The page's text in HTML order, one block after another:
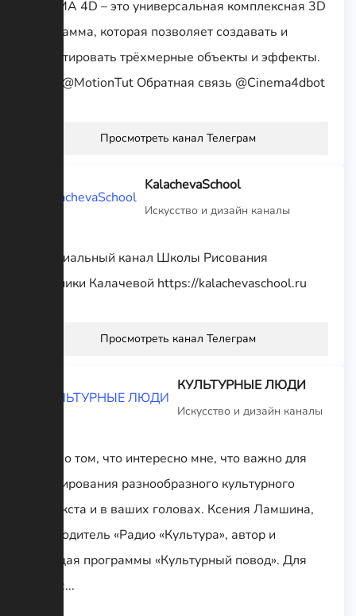
CINEMA 4D – это универсальная комплексная 3D
программа, которая позволяет создавать и
редактировать трёхмерные объекты и эффекты.
Чат – @MotionTut Обратная связь @Cinema4dbot
Просмотреть канал Телеграм
KalachevaSchool
Искусство и дизайн каналы
Официальный канал Школы Рисования
Вероники Калачевой https://kalachevaschool.ru
Просмотреть канал Телеграм
КУЛЬТУРНЫЕ ЛЮДИ
Искусство и дизайн каналы
Пишу о том, что интересно мне, что важно для
формирования разнообразного культурного
контекста и в ваших головах. Ксения Ламшина,
руководитель «Радио «Культура», автор и
ведущая программы «Культурный повод». Для
связи:...